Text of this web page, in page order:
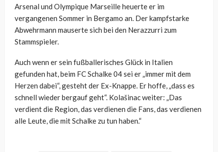
Arsenal und Olympique Marseille heuerte er im
vergangenen Sommer in Bergamo an. Der kampfstarke
Abwehrmann mauserte sich bei den Nerazzurri zum
Stammspieler.
Auch wenn er sein fußballerisches Glück in Italien
gefunden hat, beim FC Schalke 04 sei er „immer mit dem
Herzen dabei“, gestehtder Ex-Knappe. Er hoffe, „dass es
schnell wieder bergauf geht“. Kolašinac weiter: „Das
verdient die Region, das verdienen die Fans, das verdienen
alle Leute, die mit Schalke zu tun haben.“